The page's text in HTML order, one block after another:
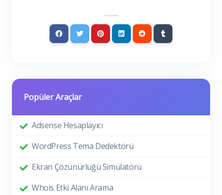
Popüler Araçlar
Adsense Hesaplayıcı
WordPress Tema Dedektörü
Ekran Çözünürlüğü Simülatörü
Whois Etki Alanı Arama